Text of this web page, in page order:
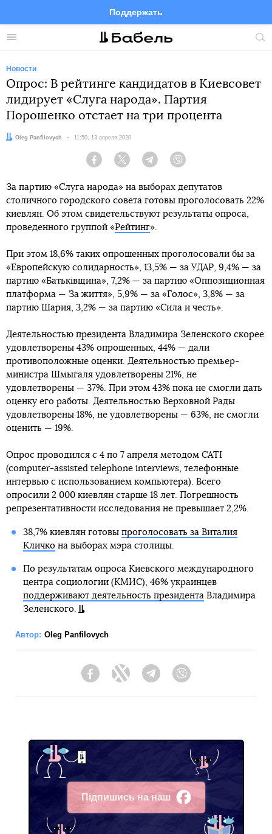
Меню
Поддержать
FacebookTelegramTwitter
Новости
Опрос: В рейтинге кандидатов в Киевсовет
лидирует «Слуга народа». Партия
Порошенко отстает на три процента
Автор:
Oleg Panfilovych Дата:
11:50, 13 апреля 2020
Facebook Twitter Telegram
За партию «Слуга народа» на выборах депутатов
столичного городского совета готовы проголосовать 22%
киевлян. Об этом свидетельствуют результаты опроса,
проведенного группой «Рейтинг».
При этом 18,6% таких опрошенных проголосовали бы за
«Европейскую солидарность», 13,5% — за УДАР, 9,4% — за
партию «Батьківщина», 7,2% — за партию «Оппозиционная
платформа — За життя», 5,9% — за «Голос», 3,8% — за
партию Шария, 3,2% — за партию «Сила и честь».
Деятельностью президента Владимира Зеленского скорее
удовлетворены 43% опрошенных, 44% — дали
противоположные оценки. Деятельностью премьер-
министра Шмыгаля удовлетворены 21%, не
удовлетворены — 37%. При этом 43% пока не смогли дать
оценку его работы. Деятельностью Верховной Рады
удовлетворены 18%, не удовлетворены — 63%, не смогли
оценить — 19%.
Опрос проводился с 4 по 7 апреля методом CATI
(computer-assisted telephone interviews, телефонные
интервью с использованием компьютера). Всего
опросили 2 000 киевлян старше 18 лет. Погрешность
репрезентативности исследования не превышает 2,2%.
38,7% киевлян готовы проголосовать за Виталия
Кличкона выборах мэра столицы.
По результатам опроса Киевского международного
центра социологии (КМИС), 46% украинцев
поддерживают деятельность президентаВладимира
Зеленского.
Автор: Oleg Panfilovych
FacebookTwitter Telegram
Підпишись на наш
Facebook